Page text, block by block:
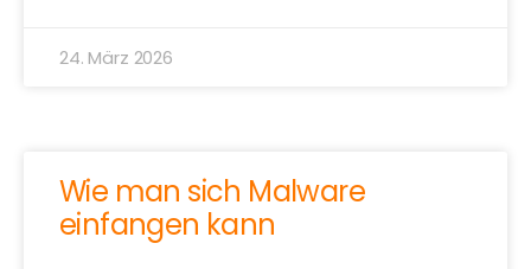
24. März 2026
Wie man sich Malware
einfangen kann